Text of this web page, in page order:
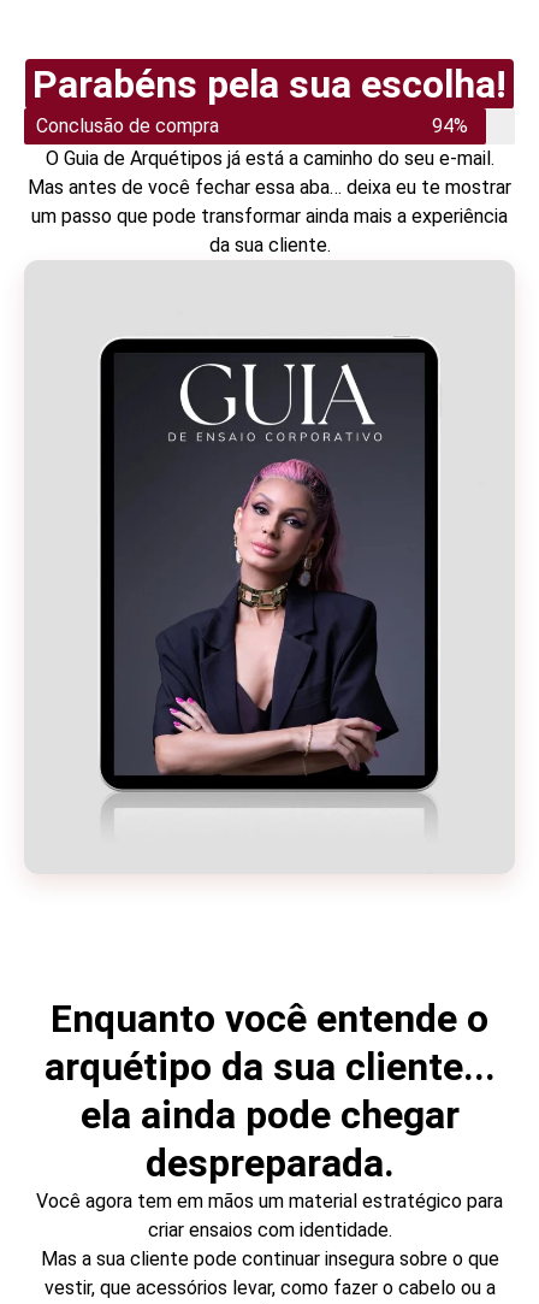
Parabéns pela sua escolha!
Conclusão de compra
94%
O Guia de Arquétipos já está a caminho do seu e-mail.
Mas antes de você fechar essa aba… deixa eu te mostrar
um passo que pode transformar ainda mais a experiência
da sua cliente.
Enquanto você entende o
arquétipo da sua cliente...
ela ainda pode chegar
despreparada.
Você agora tem em mãos um material estratégico para
criar ensaios com identidade.
Mas a sua cliente pode continuar insegura sobre o que
vestir, que acessórios levar, como fazer o cabelo ou a